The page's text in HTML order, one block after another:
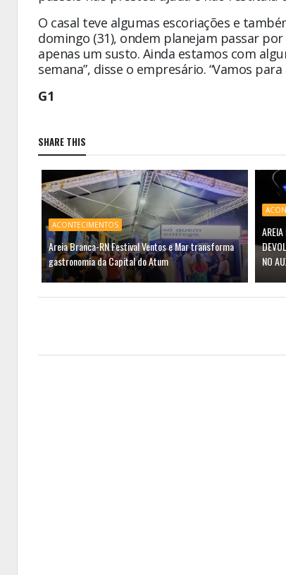
O casal teve algumas escoriações e
domingo (31), ondem planejam passar
apenas um susto. Ainda estamos com
semana”, disse o empresário. “Vamos
G1
SHARE THIS
ACONTECIMENTOS
Areia Branca-RN Festival Ventos e Mar transforma
gastronomia da Capital do Atum
NO